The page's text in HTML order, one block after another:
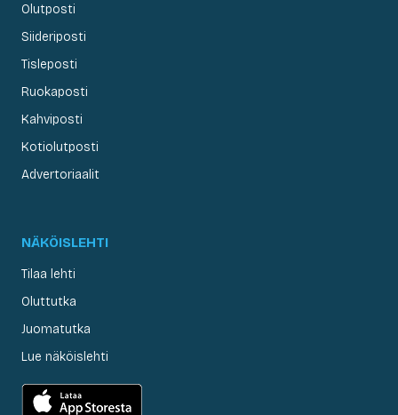
Olutposti
Siideriposti
Tisleposti
Ruokaposti
Kahviposti
Kotiolutposti
Advertoriaalit
NÄKÖISLEHTI
Tilaa lehti
Oluttutka
Juomatutka
Lue näköislehti